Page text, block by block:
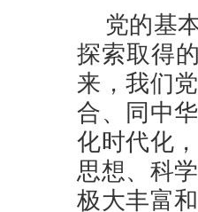
房产
健康科普
党的基
探索取得
来，我们
合、同中
化时代化
思想、科
极大丰富